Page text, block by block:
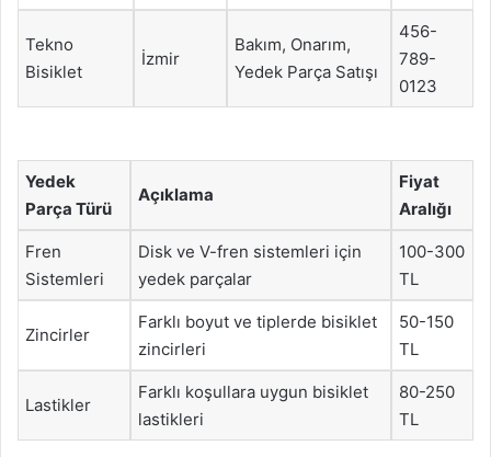
Tekno
Bisiklet
İzmir
Bakım, Onarım,
Yedek Parça Satışı
456-
789-
0123
Yedek
Parça Türü
Açıklama
Fiyat
Aralığı
Fren
Sistemleri
Disk ve V-fren sistemleri için
yedek parçalar
100-300
TL
Zincirler
Farklı boyut ve tiplerde bisiklet
zincirleri
50-150
TL
Lastikler
Farklı koşullara uygun bisiklet
lastikleri
80-250
TL